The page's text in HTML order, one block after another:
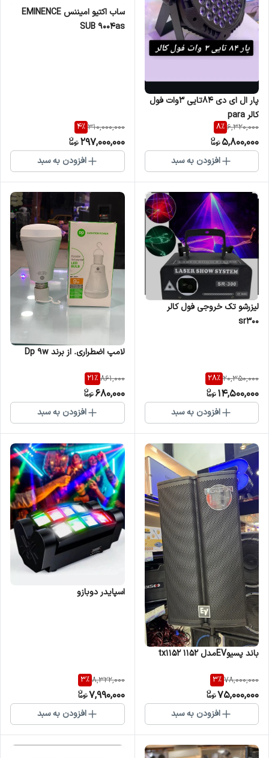
پار ال ای دی 84تایی ۳وات فول
کالر para
6,320,000
8%
5,800,000
افزودن به سبد
ساب اکتیو امیننس EMINENCE
SUB 9004as
310,000,000
4%
297,000,000
افزودن به سبد
لیزرشو تک خروجی فول کالر
sr300
20,350,000
28%
14,500,000
افزودن به سبد
لامپ اضطراری. از برند Dp 9w
861,000
21%
680,000
افزودن به سبد
باند پسیوEVمدل ۱۱۵۲ tx1152
78,000,000
3%
75,000,000
افزودن به سبد
اسپایدر دوبازو
8,322,000
3%
7,990,000
افزودن به سبد